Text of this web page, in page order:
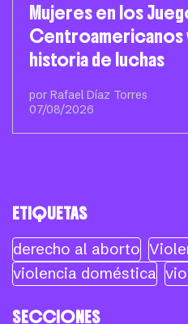
Mujeres en los
Centroamericanos
historia de luchas
por Rafael Díaz Torres
07/08/2026
ETIQUETAS
derecho al aborto
violencia doméstica
SECCIONES